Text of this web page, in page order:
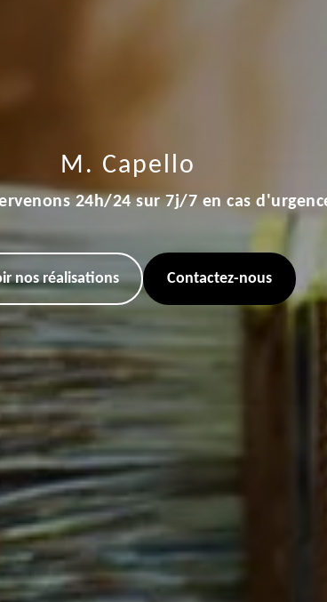
M. Capello
24h/24 sur 7j/7 en cas
nos réalisations Contactez-nous